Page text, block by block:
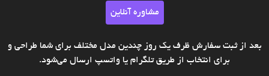
مشاوره آنلاین
بعد از ثبت سفارش ظرف یک روز چندین مدل مختلف برای شما طراحی و
برای انتخاب از طریق تلگرام یا واتسپ ارسال می‌شود.